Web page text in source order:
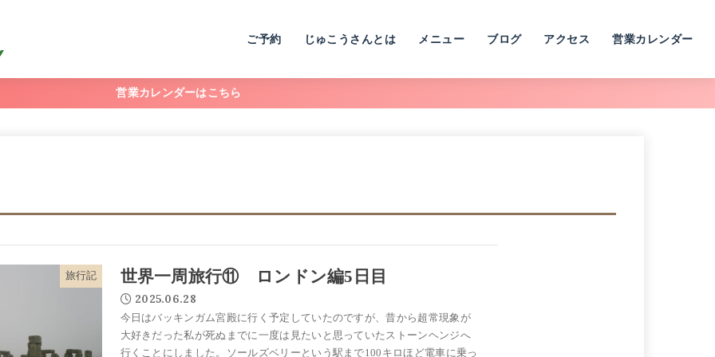
ご予約 じゅこうさんとは メニュー ブログ アクセス 営業カレンダー
営業カレンダーはこちら
旅行記 世界一周旅行⑪ ロンドン編5日目
2025.06.28
今日はバッキンガム宮殿に行く予定していたのですが、昔から超常現象が
大好きだった私が死ぬまでに一度は見たいと思っていたストーンヘンジへ
行くことにしました。ソールズベリーという駅まで100キロほど電車に乗っ